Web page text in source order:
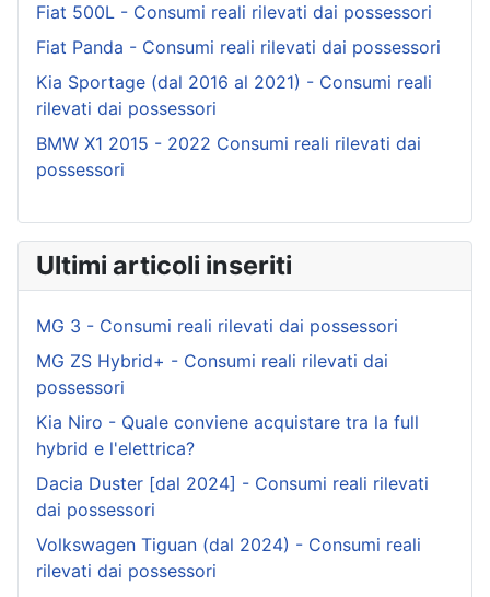
Fiat 500L - Consumi reali rilevati dai possessori
Fiat Panda - Consumi reali rilevati dai possessori
Kia Sportage (dal 2016 al 2021) - Consumi reali
rilevati dai possessori
BMW X1 2015 - 2022 Consumi reali rilevati dai
possessori
Ultimi articoli inseriti
MG 3 - Consumi reali rilevati dai possessori
MG ZS Hybrid+ - Consumi reali rilevati dai
possessori
Kia Niro - Quale conviene acquistare tra la full
hybrid e l'elettrica?
Dacia Duster [dal 2024] - Consumi reali rilevati
dai possessori
Volkswagen Tiguan (dal 2024) - Consumi reali
rilevati dai possessori